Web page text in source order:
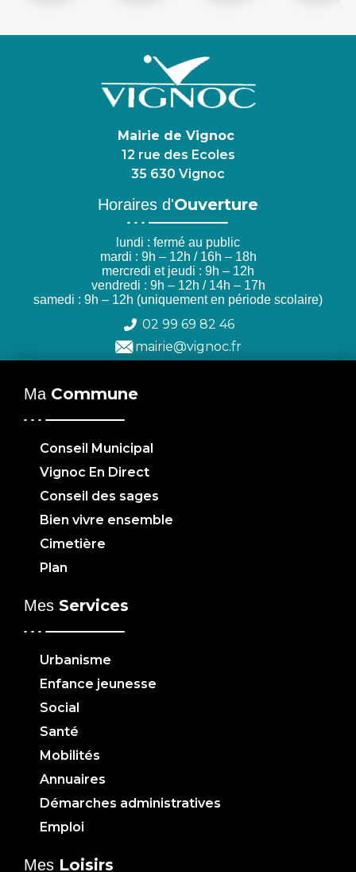
Mairie de Vignoc
12 rue des Ecoles
35 630 Vignoc
Horaires d'Ouverture
lundi : fermé au public
mardi : 9h – 12h / 16h – 18h
mercredi et jeudi : 9h – 12h
vendredi : 9h – 12h / 14h – 17h
samedi : 9h – 12h (uniquement en période scolaire)
02 99 69 82 46
mairie@vignoc.fr
Ma Commune
Conseil Municipal
Vignoc En Direct
Conseil des sages
Bien vivre ensemble
Cimetière
Plan
Mes Services
Urbanisme
Enfance jeunesse
Social
Santé
Mobilités
Annuaires
Démarches administratives
Emploi
Mes Loisirs